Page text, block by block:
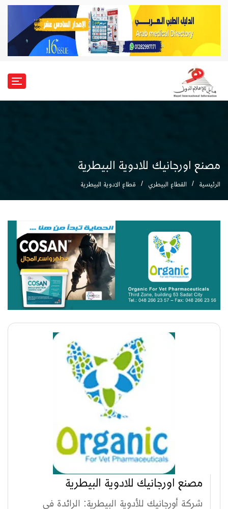
مصنع اورجانيك للادوية البيطرية
الرئيسية القطاع البيطري قطاع الادوية البيطرية
مصنع اورجانيك للادوية البيطرية
شركة أورجانيك للأدوية البيطرية: الرائدة في